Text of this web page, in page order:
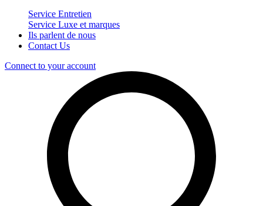
Service Entretien
Service Luxe et marques
Ils parlent de nous
Contact Us
Connect to your account